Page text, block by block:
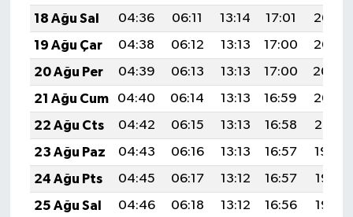
18 Ağu Sal
04:36 06:11 13:14 17:01
20:06
19 Ağu Çar
04:38 06:12 13:13 17:00
20:05
20 Ağu Per
04:39 06:13 13:13 17:00
20:04
21 Ağu Cum
04:40 06:14 13:13 16:59
20:02
22 Ağu Cts
04:42 06:15 13:13 16:58
20:01
23 Ağu Paz
04:43 06:16 13:13 16:57
19:59
24 Ağu Pts
04:45 06:17 13:12 16:57
19:58
25 Ağu Sal
04:46 06:18 13:12 16:56 19:56
Savaştepe
SEYAHAT
SİYASET
Sındırgı
SPOR